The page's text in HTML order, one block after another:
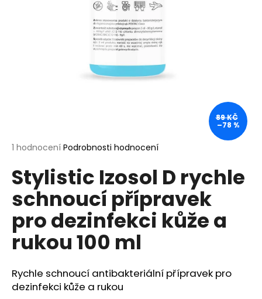
Průměrné
produktu
je
z
5
hvězdiček.
1 hodnocení Podrobnosti hodnocení
Stylistic Izosol D rychle
schnoucí přípravek
pro dezinfekci kůže a
rukou 100 ml
Rychle schnoucí antibakteriální přípravek pro
dezinfekci kůže a rukou
89 KČ
–78 %
D
o
p
o
r
u
u
j